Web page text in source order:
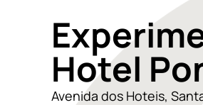
Hotel
Avenida dos Hoteis,